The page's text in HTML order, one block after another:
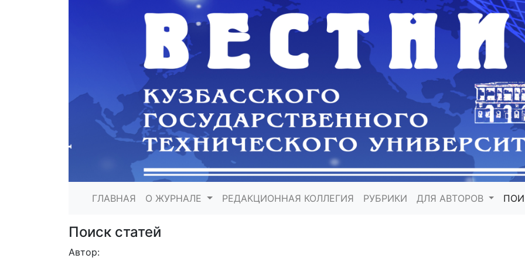
ГЛАВНАЯ О ЖУРНАЛЕ РЕДАКЦИОННАЯ КОЛЛЕГИЯ РУБРИКИ ДЛЯ АВТОРОВ
Поиск статей
Автор: